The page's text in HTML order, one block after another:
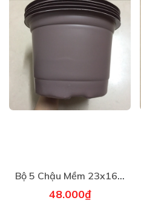
Công năng
chậu, trồng
bứng cây, cào rễ,...
Sản phẩm bao
Bộ 5 Chậu Mềm 23x16cm
48.000₫